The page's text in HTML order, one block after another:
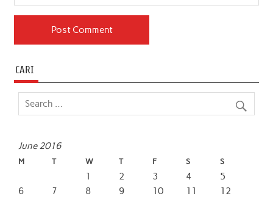
CARI
June 2016
M T W T F S S
1 2 3 4
5
6
7 8 9 10 11
12